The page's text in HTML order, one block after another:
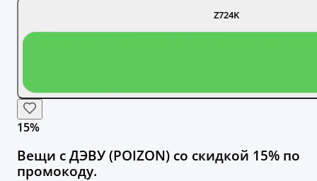
Z724K
15%
Вещи с ДЭВУ (POIZON) со скидкой 15% по
промокоду.